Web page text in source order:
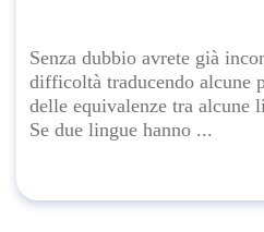
Senza dubbio avrete già
difficoltà traducendo alcune
delle equivalenze tra alcune
Se due lingue hanno ...